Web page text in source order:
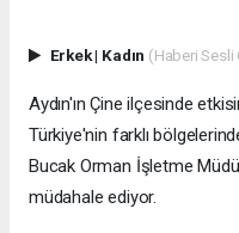
Erkek| Kadın (Haberi Sesli
Aydın'ın Çine ilçesinde
Türkiye'nin farklı
Bucak Orman İşletme
müdahale ediyor.